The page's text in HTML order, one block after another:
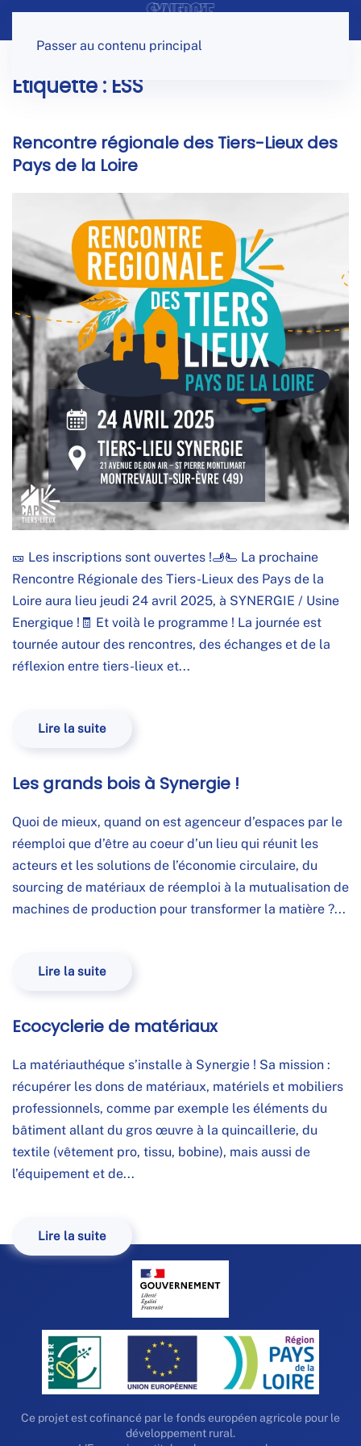
Passer au contenu principal
Étiquette : ESS
Rencontre régionale des Tiers-Lieux des
Pays de la Loire
🎫 Les inscriptions sont ouvertes !🫸🫷 La prochaine
Rencontre Régionale des Tiers-Lieux des Pays de la
Loire aura lieu jeudi 24 avril 2025, à SYNERGIE / Usine
Energique !🧾 Et voilà le programme ! La journée est
tournée autour des rencontres, des échanges et de la
réflexion entre tiers-lieux et...
Lire la suite
Les grands bois à Synergie !
Quoi de mieux, quand on est agenceur d’espaces par le
réemploi que d’être au coeur d’un lieu qui réunit les
acteurs et les solutions de l’économie circulaire, du
sourcing de matériaux de réemploi à la mutualisation de
machines de production pour transformer la matière ?...
Lire la suite
Ecocyclerie de matériaux
La matériauthéque s’installe à Synergie ! Sa mission :
récupérer les dons de matériaux, matériels et mobiliers
professionnels, comme par exemple les éléments du
bâtiment allant du gros œuvre à la quincaillerie, du
textile (vêtement pro, tissu, bobine), mais aussi de
l’équipement et de...
Lire la suite
Ce projet est cofinancé par le fonds européen agricole pour le
développement rural.
Panneau de gestion des cookies